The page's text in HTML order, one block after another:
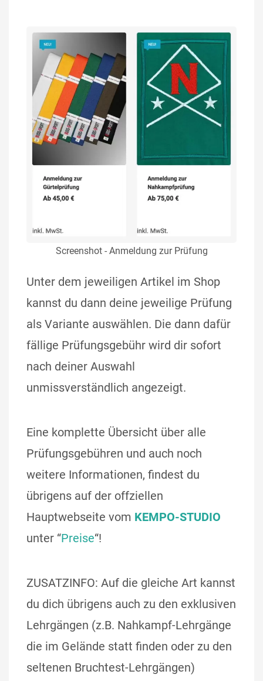
Screenshot - Anmeldung zur Prüfung
Unter dem jeweiligen Artikel im Shop
kannst du dann deine jeweilige Prüfung
als Variante auswählen. Die dann dafür
fällige Prüfungsgebühr wird dir sofort
nach deiner Auswahl
unmissverständlich angezeigt.
Eine komplette Übersicht über alle
Prüfungsgebühren und auch noch
weitere Informationen, findest du
übrigens auf der offziellen
Hauptwebseite vom KEMPO-STUDIO
unter “Preise“!
ZUSATZINFO: Auf die gleiche Art kannst
du dich übrigens auch zu den exklusiven
Lehrgängen (z.B. Nahkampf-Lehrgänge
die im Gelände statt finden oder zu den
seltenen Bruchtest-Lehrgängen)